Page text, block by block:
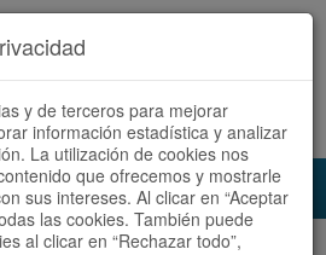
ahora Español | Català
y de terceros para mejorar
información estadística y analizar
La utilización de cookies nos
que ofrecemos y mostrarle
sus intereses. Al clicar en “Aceptar
las cookies. También puede
al clicar en “Rechazar todo”,